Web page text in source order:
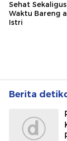
Sehat
Waktu Bareng
Istri
Berita